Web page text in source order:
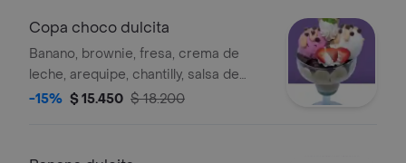
Copa choco dulcita
Banano, brownie, fresa, crema de
leche, arequipe, chantilly, salsa de
arequipe, chips de chocolate, 2
-15% $ 15.450 $ 18.200